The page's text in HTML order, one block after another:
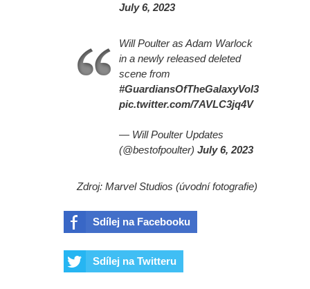
July 6, 2023
Will Poulter as Adam Warlock
in a newly released deleted
scene from
#GuardiansOfTheGalaxyVol3
pic.twitter.com/7AVLC3jq4V
— Will Poulter Updates
(@bestofpoulter) July 6, 2023
Zdroj: Marvel Studios (úvodní fotografie)
Sdílej na Facebooku
Sdílej na Twitteru